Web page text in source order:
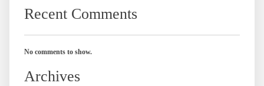
Recent Comments
No comments to show.
Archives